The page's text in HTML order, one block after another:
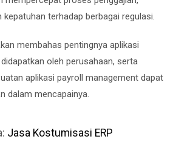
terhadap berbagai regulasi.
membahas pentingnya aplikasi
oleh perusahaan, serta
aplikasi payroll management dapat
dalam mencapainya.
Jasa Kostumisasi ERP